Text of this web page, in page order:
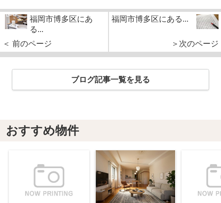
福岡市博多区にあ
る...
＜ 前のページ
福岡市博多区にある...
＞次のページ
ブログ記事一覧を見る
おすすめ物件